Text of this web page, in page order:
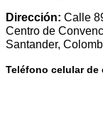
Dirección: Calle
Centro de
Santander,
Teléfono celular de